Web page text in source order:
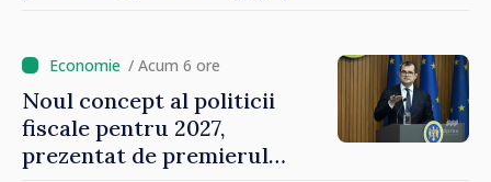
oamenilor”/ Acum 6 ore
Noul concept al politicii
fiscale pentru 2027,
prezentat de premierul